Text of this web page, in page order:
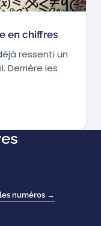
en chiffres
ressenti un
Derrière les
numéros →